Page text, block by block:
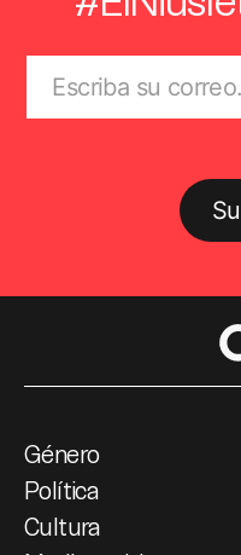
Género
Política
Cultura